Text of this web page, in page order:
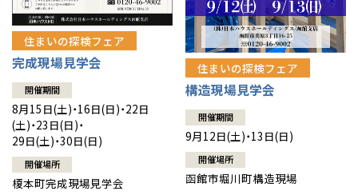
住まいの探検フェア
完成現場見学会
開催期間
8月15日(土)・16日(日)・22日
(土)・23日(日)・
29日(土)・30日(日)
開催場所
榎本町完成現場見学会
住まいの探検フェア
構造現場見学会
開催期間
9月12日(土)・13日(日)
開催場所
函館市堀川町構造現場